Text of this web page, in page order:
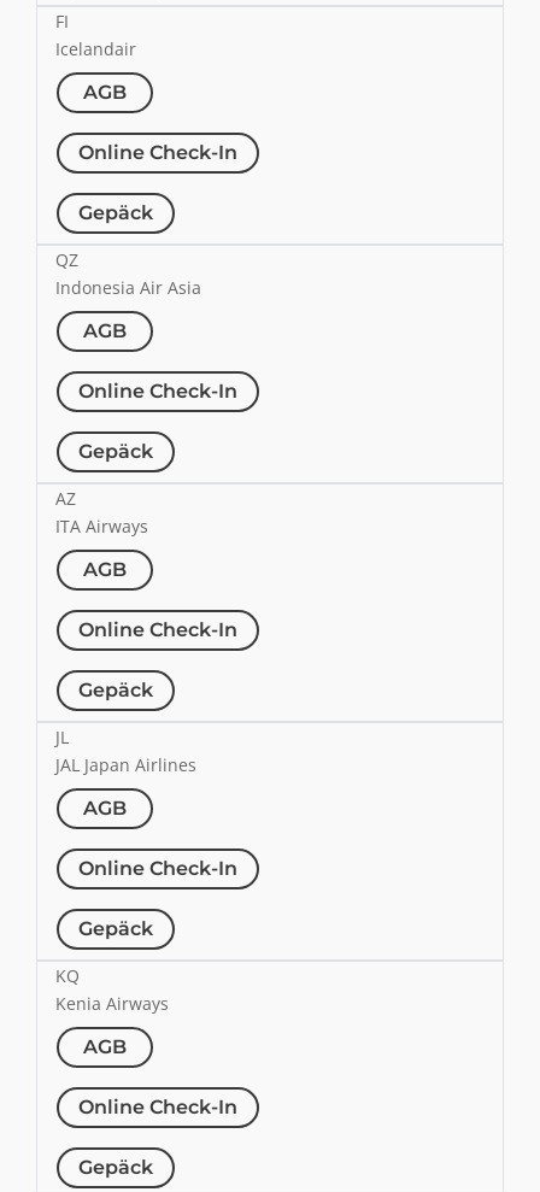
FI
Icelandair
AGB
Online Check-In
Gepäck
QZ
Indonesia Air Asia
AGB
Online Check-In
Gepäck
AZ
ITA Airways
AGB
Online Check-In
Gepäck
JL
JAL Japan Airlines
AGB
Online Check-In
Gepäck
KQ
Kenia Airways
AGB
Online Check-In
Gepäck